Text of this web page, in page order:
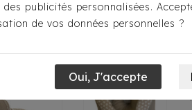
des publicités personnalisées.
de vos données personnelles ?